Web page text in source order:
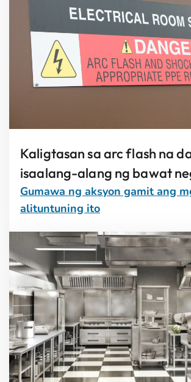
Kaligtasan sa arc flash na
isaalang-alang ng bawat
Gumawa ng aksyon gamit ang
alituntuning ito